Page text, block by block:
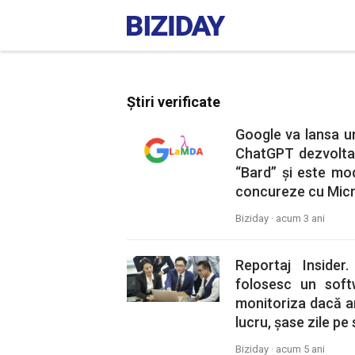
Știri verificate
Google va lansa
ChatGPT
“Bard” și este
concureze cu
Biziday · acum 3 ani
Reportaj
folosesc un
monitoriza dacă
lucru, șase zile pe
Biziday · acum 5 ani